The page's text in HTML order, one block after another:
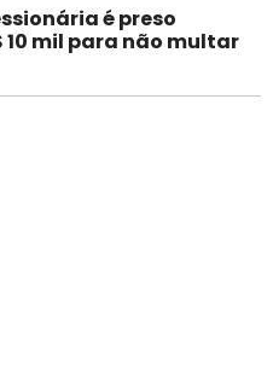
é preso
10 mil para não multar